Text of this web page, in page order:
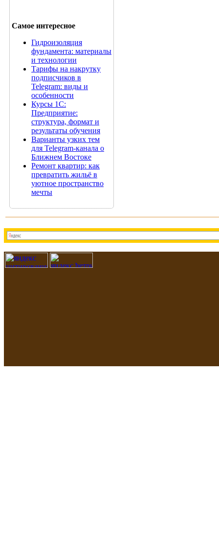
Самое интересное
Гидроизоляция
фундамента: материалы
и технологии
Тарифы на накрутку
подписчиков в
Telegram: виды и
особенности
Курсы 1С:
Предприятие:
структура, формат и
результаты обучения
Варианты узких тем
для Telegram-канала о
Ближнем Востоке
Ремонт квартир: как
превратить жильё в
уютное пространство
мечты